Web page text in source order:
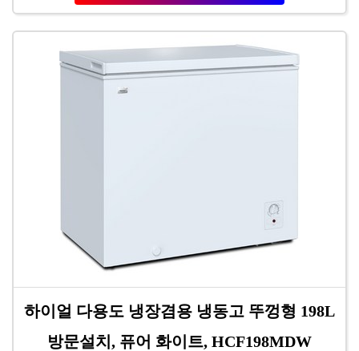
하이얼 다용도 냉장겸용 냉동고 뚜껑형 198L
방문설치, 퓨어 화이트, HCF198MDW